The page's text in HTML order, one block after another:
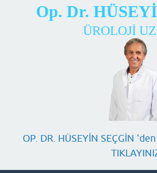
Op. Dr.
ÜROLOJİ
OP. DR. HÜSEYİN SEÇGİN